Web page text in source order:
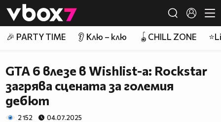
👾
🎉 PARTY TIME 👂 Клю – клю 🪀CHILL ZONE
GTA 6 влезе в Wishlist-а: Rockstar
загрява сцената за големия
дебют
2 152 04.07.2025